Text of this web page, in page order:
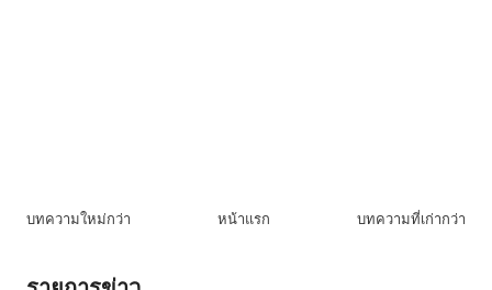
บทความใหม่กว่า บทความที่เก่ากว่า
หน้าแรก